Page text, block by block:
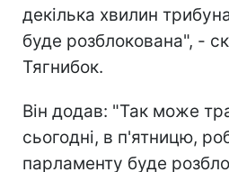
декілька хвилин
буде розблокована", -
Тягнибок.
Він додав: "Так може
сьогодні, в п'ятницю,
парламенту буде